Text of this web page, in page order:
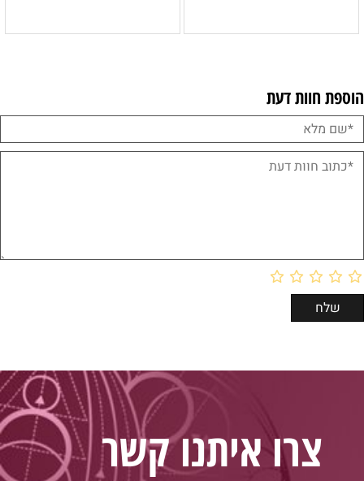
הוספת חוות דעת
צרו איתנו קשר